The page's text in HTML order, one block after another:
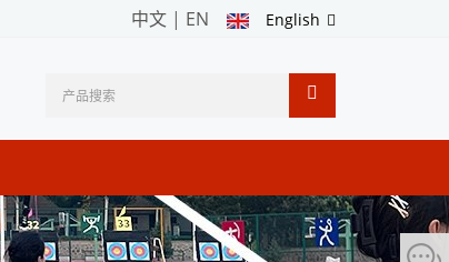
English
中文 | EN